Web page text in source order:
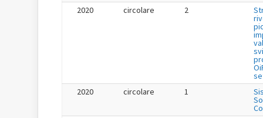
2020
circolare 2
2020
circolare 1